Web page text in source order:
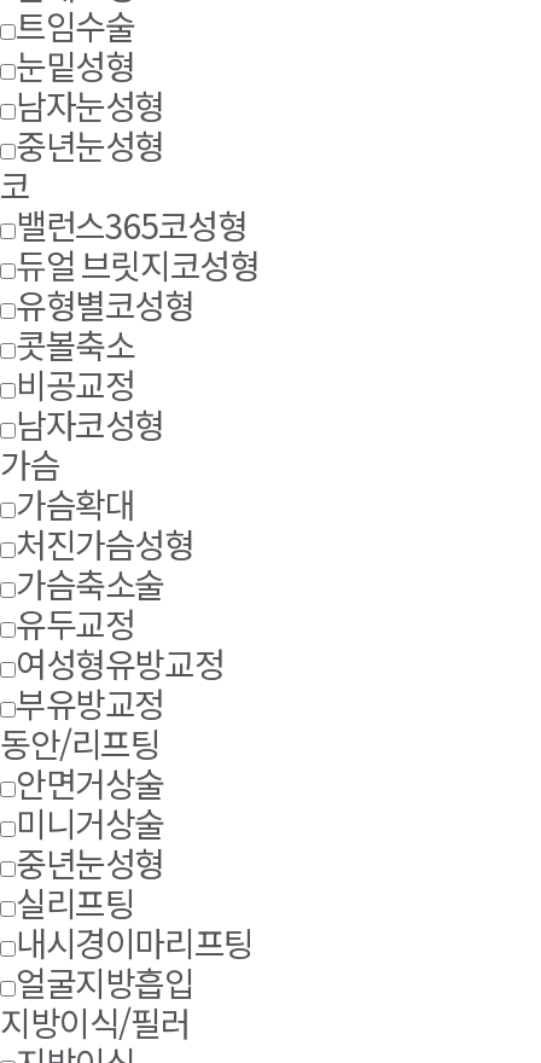
트임수술
눈밑성형
남자눈성형
중년눈성형
코
밸런스365코성형
듀얼 브릿지코성형
유형별코성형
콧볼축소
비공교정
남자코성형
가슴
가슴확대
처진가슴성형
가슴축소술
유두교정
여성형유방교정
부유방교정
동안/리프팅
안면거상술
미니거상술
중년눈성형
실리프팅
내시경이마리프팅
얼굴지방흡입
지방이식/필러